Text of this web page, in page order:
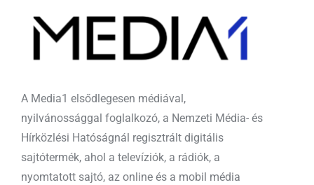
A Media1 elsődlegesen médiával,
nyilvánossággal foglalkozó, a Nemzeti Média- és
Hírközlési Hatóságnál regisztrált digitális
sajtótermék, ahol a televíziók, a rádiók, a
nyomtatott sajtó, az online és a mobil média